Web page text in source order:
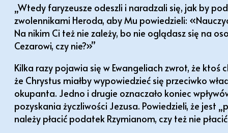
„Wtedy faryzeusze odeszli i naradzali się, jak by
zwolennikami Heroda, aby Mu powiedzieli:
Na nikim Ci też nie zależy, bo nie oglądasz się na
Cezarowi, czy nie?»”
Kilka razy pojawia się w Ewangeliach zwrot, że ktoś
że Chrystus miałby wypowiedzieć się przeciwko
okupanta. Jedno i drugie oznaczało koniec
pozyskania życzliwości Jezusa. Powiedzieli, że jest
należy płacić podatek Rzymianom, czy też nie